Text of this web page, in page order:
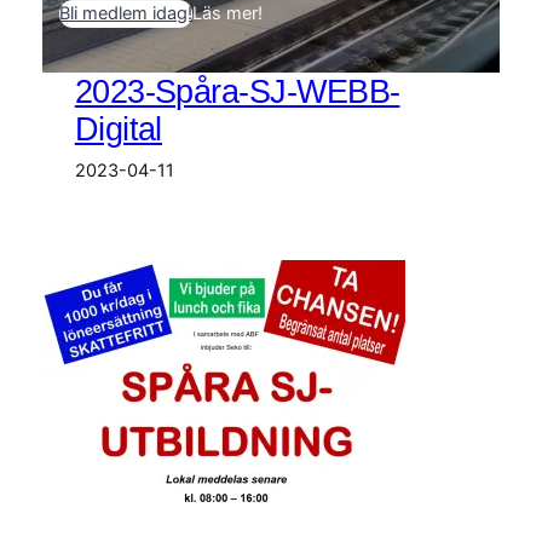
Bli medlem idag!Läs mer!
2023-Spåra-SJ-WEBB-
Digital
2023-04-11